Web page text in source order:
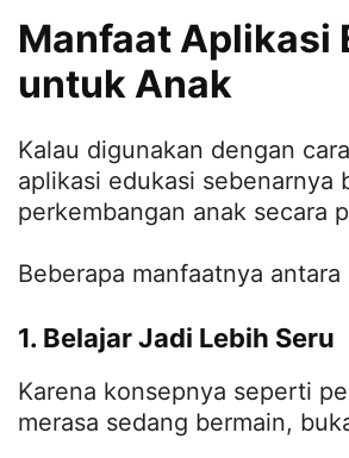
Manfaat Aplikasi
untuk Anak
Kalau digunakan dengan
aplikasi edukasi sebenarnya
perkembangan anak secara
Beberapa manfaatnya antara
1. Belajar Jadi Lebih Seru
Karena konsepnya seperti
merasa sedang bermain,